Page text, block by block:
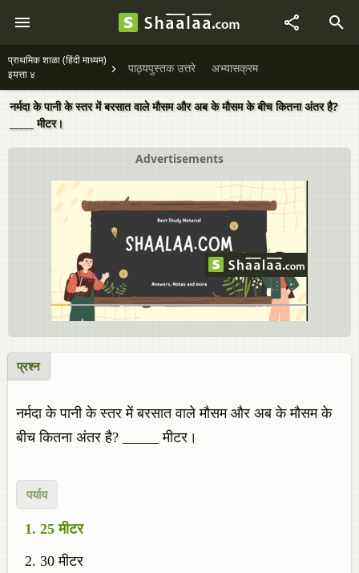
प्राथमिक शाळा (हिंदी माध्यम)
इयत्ता ४
पाठ्यपुस्तक उत्तरे अभ्यासक्रम
नर्मदा के पानी के स्तर में बरसात वाले मौसम और अब के मौसम के बीच कितना अंतर है?
_____ मीटर।
Advertisements
प्रश्न
नर्मदा के पानी के स्तर में बरसात वाले मौसम और अब के मौसम के
बीच कितना अंतर है? _____ मीटर।
पर्याय
25 मीटर
30 मीटर